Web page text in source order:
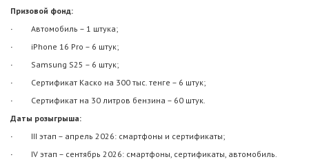
Призовой фонд:
·
Автомобиль – 1 штука;
·
iPhone 16 Pro – 6 штук;
·
Samsung S25 – 6 штук;
·
Сертификат Каско на 300 тыс. тенге – 6 штук;
·
Сертификат на 30 литров бензина – 60 штук.
Даты розыгрыша:
·
III этап – апрель 2026: смартфоны и сертификаты;
·
IV этап – сентябрь 2026: смартфоны, сертификаты, автомобиль.